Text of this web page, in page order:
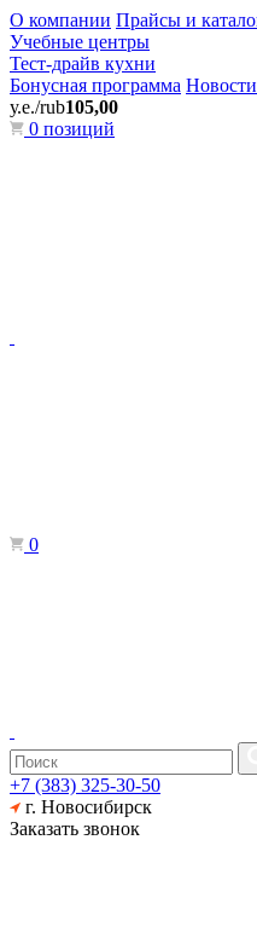
О компании Прайсы и
Учебные центры
Тест-драйв кухни
Бонусная программа
у.е./rub105,00
0 позиций
0
+7 (383) 325-30-50
г. Новосибирск
Заказать звонок